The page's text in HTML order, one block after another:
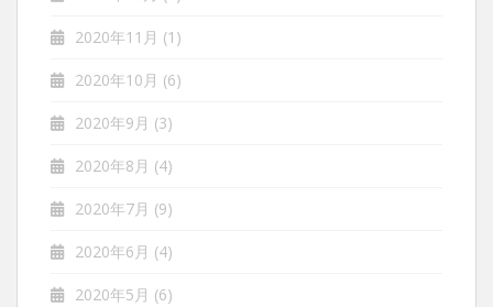
2020年11月 (1)
2020年10月 (6)
2020年9月 (3)
2020年8月 (4)
2020年7月 (9)
2020年6月 (4)
2020年5月 (6)